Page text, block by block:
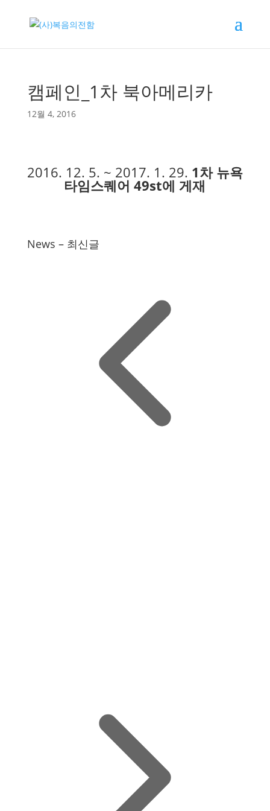
캠페인_1차 북아메리카
12월 4, 2016
2016. 12. 5. ~ 2017. 1. 29. 1차 뉴욕
타임스퀘어 49st에 게재
News – 최신글